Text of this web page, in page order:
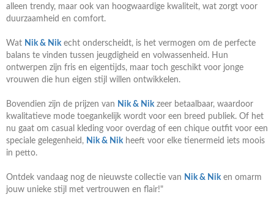
alleen trendy, maar ook van hoogwaardige kwaliteit, wat zorgt voor
duurzaamheid en comfort.
Wat Nik & Nik echt onderscheidt, is het vermogen om de perfecte
balans te vinden tussen jeugdigheid en volwassenheid. Hun
ontwerpen zijn fris en eigentijds, maar toch geschikt voor jonge
vrouwen die hun eigen stijl willen ontwikkelen.
Bovendien zijn de prijzen van Nik & Nik zeer betaalbaar, waardoor
kwalitatieve mode toegankelijk wordt voor een breed publiek. Of het
nu gaat om casual kleding voor overdag of een chique outfit voor een
speciale gelegenheid, Nik & Nik heeft voor elke tienermeid iets moois
in petto.
Ontdek vandaag nog de nieuwste collectie van Nik & Nik en omarm
jouw unieke stijl met vertrouwen en flair!"